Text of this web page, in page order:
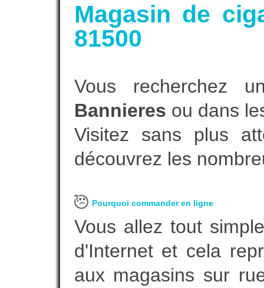
Magasin de
81500
Vous recherchez
Bannieres ou dans
Visitez sans plus
découvrez les
Pourquoi commander en ligne
Vous allez tout
d'Internet et cela
aux magasins sur